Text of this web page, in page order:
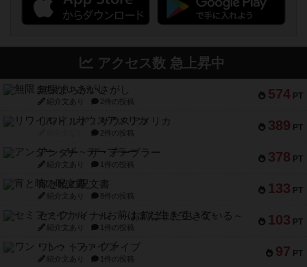
アクセス数 急上昇中
574 PT
無限まちがいさがし
紹介文あり 2件の投稿
389 PT
リワイルド：サウスアメリカ
2件の投稿
378 PT
アンダー・ザ・テーブラー
紹介文あり 1件の投稿
133 PT
宵と暁の呪文書
紹介文あり 8件の投稿
103 PT
セミファイナル ～お前はまだ生きている～
紹介文あり 1件の投稿
97 PT
ワン・トゥ・ファイブ
紹介文あり 1件の投稿